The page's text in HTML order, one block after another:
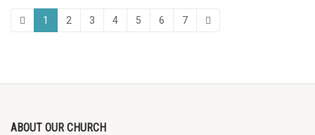
1 2 3 4 5 6 7
ABOUT OUR CHURCH